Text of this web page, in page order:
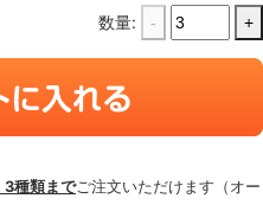
数量: - +
3種類までご注文いただけます（オー